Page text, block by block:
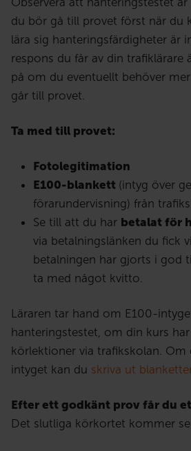
du bör gå till provet först när du
lära sig hanteringsfärdigheter är
respons du får av din trafiklärare
på om du eventuellt behöver
går till provet.
Ta med till provet:
Fotolegitimation
E100-blankett (intyg över
förarundervisning) från
Se till att du har betalat för
via betalningslänken du fick
betalningen har gjorts i god
ta med något kvitto.
Läraren tar hand om E100-
hanteringstestet, om din kurs
körlektioner via trafikskolan. Om
intyget kan du skriva ut
Efter ett godkänt prov får du
Det slutliga körkortet kommer